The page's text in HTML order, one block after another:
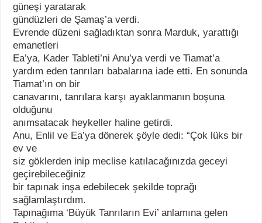
güneşi yaratarak
gündüzleri de Şamaş’a verdi.
Evrende düzeni sağladıktan sonra Marduk, yarattığı
emanetleri
Ea’ya, Kader Tableti’ni Anu’ya verdi ve Tiamat’a
yardım eden tanrıları babalarına iade etti. En sonunda
Tiamat’ın on bir
canavarını, tanrılara karşı ayaklanmanın boşuna
olduğunu
anımsatacak heykeller haline getirdi.
Anu, Enlil ve Ea’ya dönerek şöyle dedi: “Çok lüks bir
ev ve
siz göklerden inip meclise katılacağınızda geceyi
geçirebileceğiniz
bir tapınak inşa edebilecek şekilde toprağı
sağlamlaştırdım.
Tapınağıma ‘Büyük Tanrıların Evi’ anlamına gelen